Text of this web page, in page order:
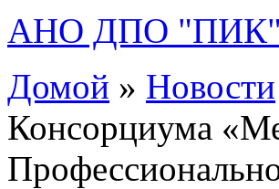
АНО ДПО "ПИК"
Домой » Новости
Консорциума